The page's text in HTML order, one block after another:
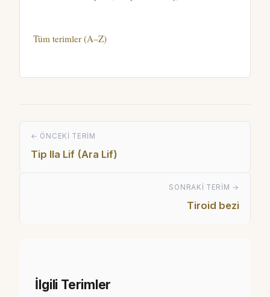
Tüm terimler (A–Z)
← ÖNCEKI TERIM
Tip IIa Lif (Ara Lif)
SONRAKI TERIM →
Tiroid bezi
İlgili Terimler